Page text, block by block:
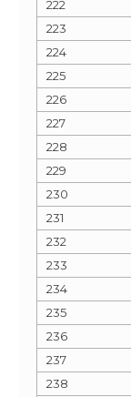
222
223
224
225
226
227
228
229
230
231
232
233
234
235
236
237
238